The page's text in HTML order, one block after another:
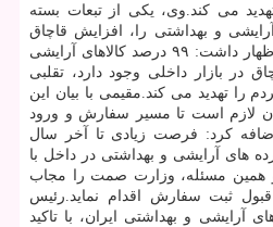
می كند.وی، یكی از تبعات بسته
آرایشی و بهداشتی را، افزایش قاچاق
عنوان نمود و اظهار داشت: ۹۹ درصد كالاهای آرایشی
در بازار داخلی وجود دارد، تقلبی
را تهدید می كند.مقیمی با بیان این
لازم است تا مسیر سفارش و ورود
كرد: فرصت زیادی تا آخر سال
های آرایشی و بهداشتی در داخل با
همین مسئله، وزارت صمت را مجاب
ثبت سفارش اقدام نماید.رئیس
آرایشی و بهداشتی ایران، با تاكید